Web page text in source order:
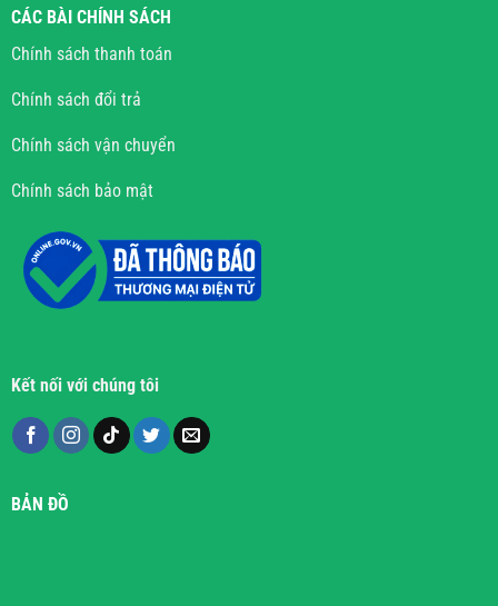
CÁC BÀI CHÍNH SÁCH
Chính sách thanh toán
Chính sách đổi trả
Chính sách vận chuyển
Chính sách bảo mật
Kết nối với chúng tôi
BẢN ĐỒ